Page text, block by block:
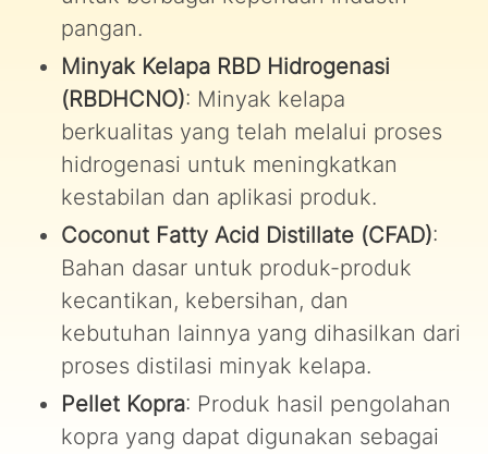
pangan.
Minyak Kelapa RBD Hidrogenasi
(RBDHCNO): Minyak kelapa
berkualitas yang telah melalui proses
hidrogenasi untuk meningkatkan
kestabilan dan aplikasi produk.
Coconut Fatty Acid Distillate (CFAD):
Bahan dasar untuk produk-produk
kecantikan, kebersihan, dan
kebutuhan lainnya yang dihasilkan dari
proses distilasi minyak kelapa.
Pellet Kopra: Produk hasil pengolahan
kopra yang dapat digunakan sebagai